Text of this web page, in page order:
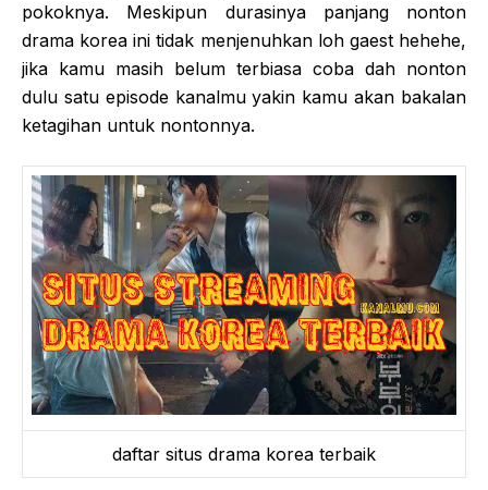
pokoknya. Meskipun durasinya panjang nonton
drama korea ini tidak menjenuhkan loh gaest hehehe,
jika kamu masih belum terbiasa coba dah nonton
dulu satu episode kanalmu yakin kamu akan bakalan
ketagihan untuk nontonnya.
daftar situs drama korea terbaik